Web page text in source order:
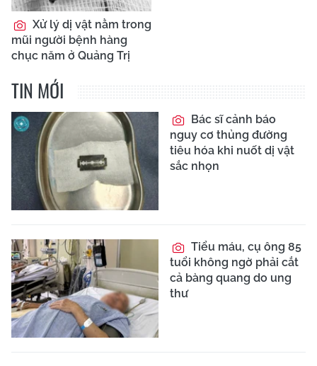
Xử lý dị vật nằm trong
mũi người bệnh hàng
chục năm ở Quảng Trị
TIN MỚI
Bác sĩ cảnh báo
nguy cơ thủng đường
tiêu hóa khi nuốt dị vật
sắc nhọn
Tiểu máu, cụ ông 85
tuổi không ngờ phải cắt
cả bàng quang do ung
thư